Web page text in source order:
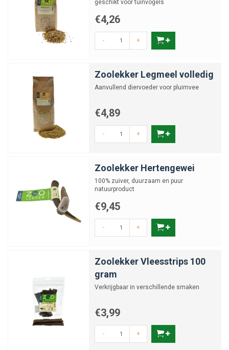
geschikt voor tuinvogels
€4,26
- +
Zoolekker Legmeel volledig
Aanvullend diervoeder voor pluimvee
€4,89
- +
Zoolekker Hertengewei
100% zuiver, duurzaam en puur
natuurproduct
€9,45
- +
Zoolekker Vleesstrips 100
gram
Verkrijgbaar in verschillende smaken
€3,99
- +